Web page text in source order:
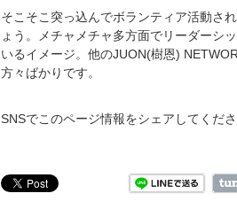
そこそこ突っ込んでボランティア活動さ
ょう。メチャメチャ多方面でリーダーシ
いるイメージ。他のJUON(樹恩)
方々ばかりです。
SNSでこのページ情報をシェアしてくだ